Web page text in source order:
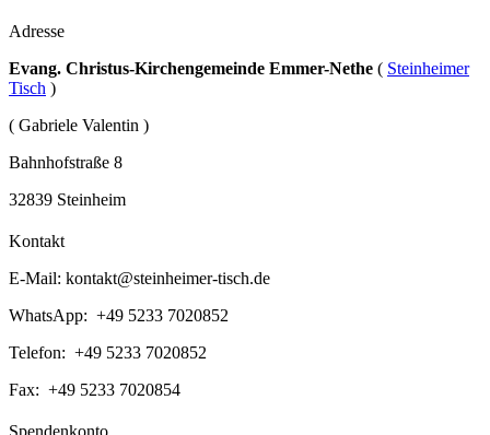
Adresse
Evang. Christus-Kirchengemeinde Emmer-Nethe ( Steinheimer
Tisch )
( Gabriele Valentin )
Bahnhofstraße 8
32839 Steinheim
Kontakt
E-Mail: kontakt@steinheimer-tisch.de
WhatsApp: +49 5233 7020852
Telefon: +49 5233 7020852
Fax: +49 5233 7020854
Spendenkonto